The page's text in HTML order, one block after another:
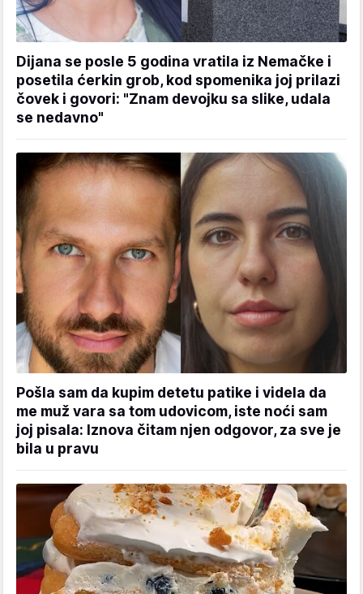
Dijana se posle 5 godina vratila iz Nemačke i
posetila ćerkin grob, kod spomenika joj prilazi
čovek i govori: "Znam devojku sa slike, udala
se nedavno"
Pošla sam da kupim detetu patike i videla da
me muž vara sa tom udovicom, iste noći sam
joj pisala: Iznova čitam njen odgovor, za sve je
bila u pravu